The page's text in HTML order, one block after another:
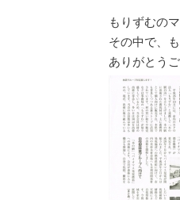
もりずむの
その中で、
ありがとう